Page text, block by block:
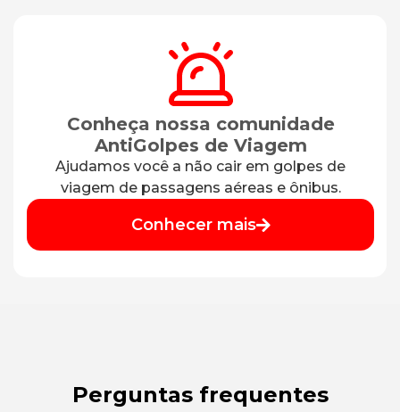
Conheça nossa comunidade
AntiGolpes de Viagem
Ajudamos você a não cair em golpes de
viagem de passagens aéreas e ônibus.
Conhecer mais
Perguntas frequentes